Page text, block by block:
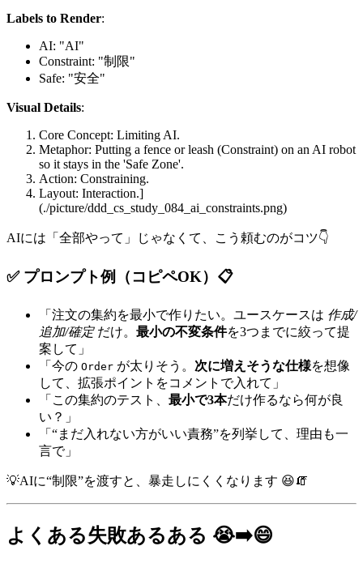
Labels to Render:
AI: "AI"
Constraint: "制限"
Safe: "安全"
Visual Details:
Core Concept: Limiting AI.
Metaphor: Putting a fence or leash (Constraint) on an AI robot
so it stays in the 'Safe Zone'.
Action: Constraining.
Layout: Interaction.]
(./picture/ddd_cs_study_084_ai_constraints.png)
AIには「全部やって」じゃなくて、こう頼むのがコツ👇
✅ プロンプト例（コピペOK）📋
「注文の集約を最小で作りたい。ユースケースは 作成/
追加/確定だけ。 最小の不変条件を3つまでに絞って提
案して」
「今の Order が太りそう。 次に増えそうな仕様を想像
して、拡張ポイントをコメントで入れて」
「この集約のテスト、 最小で3本だけ作るなら何が良
い？」
「“まだ入れない方がいい責務”を列挙して、理由も一
言で」
💡AIに“制限”を渡すと、暴走しにくくなります 😆🧯
よくある失敗あるある 😭➡️😄